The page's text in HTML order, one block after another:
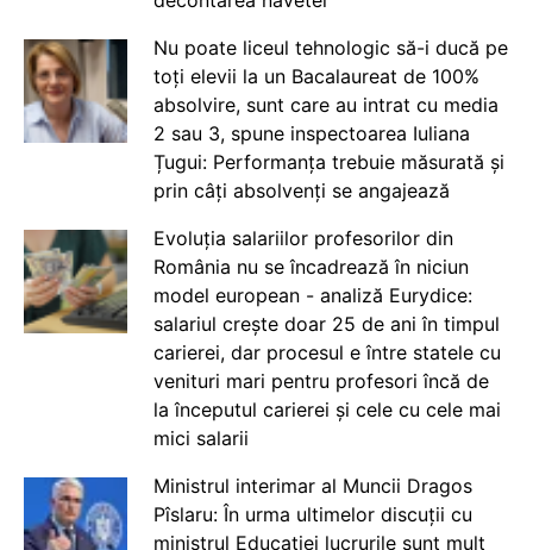
Nu poate liceul tehnologic să-i ducă pe
toți elevii la un Bacalaureat de 100%
absolvire, sunt care au intrat cu media
2 sau 3, spune inspectoarea Iuliana
Țugui: Performanța trebuie măsurată și
prin câți absolvenți se angajează
Evoluția salariilor profesorilor din
România nu se încadrează în niciun
model european - analiză Eurydice:
salariul crește doar 25 de ani în timpul
carierei, dar procesul e între statele cu
venituri mari pentru profesori încă de
la începutul carierei și cele cu cele mai
mici salarii
Ministrul interimar al Muncii Dragos
Pîslaru: În urma ultimelor discuții cu
ministrul Educației lucrurile sunt mult